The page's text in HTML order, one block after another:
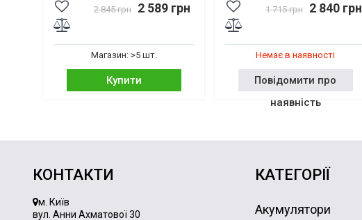
2 845 грн 2 589 грн
Магазин: >5 шт.
Купити
1 715 грн 2 840 грн
Немає в наявності
Повідомити про
наявність
КОНТАКТИ
м. Київ
вул. Анни Ахматової 30
КАТЕГОРІЇ
Акумулятори